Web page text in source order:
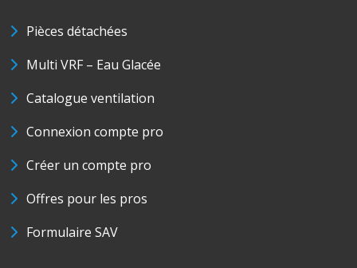
Pièces détachées
Multi VRF – Eau Glacée
Catalogue ventilation
Connexion compte pro
Créer un compte pro
Offres pour les pros
Formulaire SAV